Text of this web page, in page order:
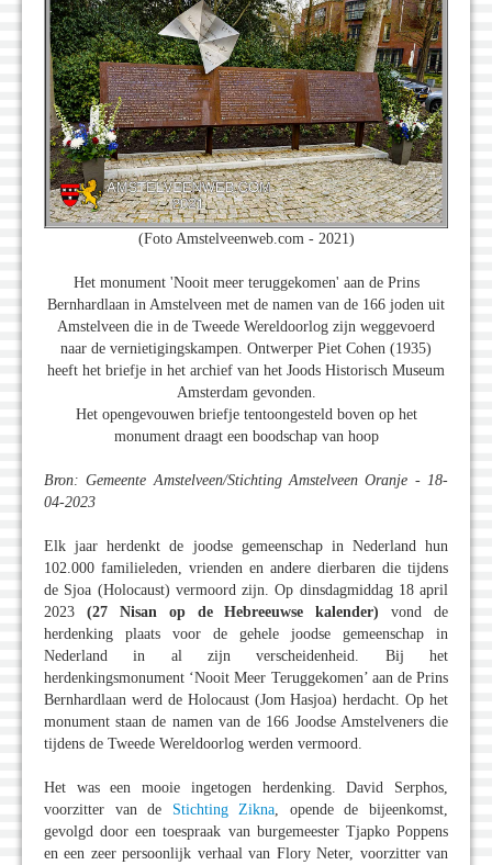
(Foto Amstelveenweb.com - 2021)
Het monument 'Nooit meer teruggekomen' aan de Prins
Bernhardlaan in Amstelveen met de namen van de 166 joden uit
Amstelveen die in de Tweede Wereldoorlog zijn weggevoerd
naar de vernietigingskampen. Ontwerper Piet Cohen (1935)
heeft het briefje in het archief van het Joods Historisch Museum
Amsterdam gevonden.
Het opengevouwen briefje tentoongesteld boven op het
monument draagt een boodschap van hoop
Bron: Gemeente Amstelveen/Stichting Amstelveen Oranje - 18-
04-2023
Elk jaar herdenkt de joodse gemeenschap in Nederland hun
102.000 familieleden, vrienden en andere dierbaren die tijdens
de Sjoa (Holocaust) vermoord zijn. Op dinsdagmiddag 18 april
2023 (27 Nisan op de Hebreeuwse kalender) vond de
herdenking plaats voor de gehele joodse gemeenschap in
Nederland in al zijn verscheidenheid. Bij het
herdenkingsmonument ‘Nooit Meer Teruggekomen’ aan de Prins
Bernhardlaan werd de Holocaust (Jom Hasjoa) herdacht. Op het
monument staan de namen van de 166 Joodse Amstelveners die
tijdens de Tweede Wereldoorlog werden vermoord.
Het was een mooie ingetogen herdenking. David Serphos,
voorzitter van de Stichting Zikna , opende de bijeenkomst,
gevolgd door een toespraak van burgemeester Tjapko Poppens
en een zeer persoonlijk verhaal van Flory Neter, voorzitter van